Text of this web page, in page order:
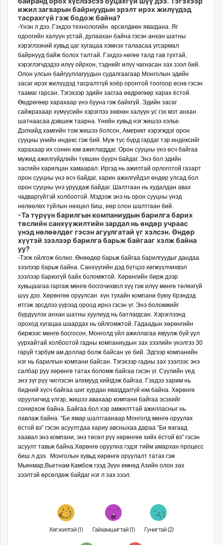
ижил загварын байрнуудын эрэлт ирэх жилүүдэд
тасрахгүй гэж бодож байна?
-Үнэн л дээ. Гэхдээ техно­логийн өрсөлдөөн явагдана. Яг
одоогийн халуун устай, дулаахан байна гэсэн анхан шатны
хэрэглээний хувьд цаг хугацаа хэмнэх талаасаа угсармал
байрнууд байж болох талтай. Гэхдээ нөгөө талд тав тухтай,
хэрэглэгчдэдээ илүү ойрхон, тэднийг илүү чагнасан зах зээл бий.
Олон улсын байгууллагуудын судал­гаагаар Монголын эдийн
засаг ирэх жилүүдэд тасралтгүй хоёр оронтой тоогоор өснө гэсэн
таамаг гарсан. Тэгэхээр эдийн засгаа өөдрөгөөр харах ёстой.
Өөд­рөгөөр харахаар үнэ бууна гэж байхгүй. Эдийн засаг
сайжрахаар хүмүүсийн хэрэглээ зөвхөн халуун ус гэх мэт анхан
шатнаасаа дэвшиж таарна. Үнийн хувьд нэг жишээ хэлье.
Дэлхийд хамгийн том жишээ болсон, Америкт хэрэгждэг орон
сууцны үнийн индекс гэж бий. Муж тус бүрд гардаг тэр индексийг
харахаар их сонин юм ажиглагддаг. Орон сууцны үнэ өсч байгаа
мужид ажилгүйдлийн түвшин буурч байдаг. Энэ бол эдийн
засгийн харилцан хамаарал. Иргэд нь ажилтай орлоготой газарт
орон сууцны үнэ өсч байдаг, харин ажилгүйдэл өндөр улсад бол
орон сууцны үнэ уруудаж байдаг. Шалтгаан нь худалдан авах
чадваргүйтэй холбоотой. Мэдээж энэ нь орон сууцны үнэд
нөлөөлөх туйлын нөхцөл биш, өөр олон шалтгаан бий.
-Та түрүүн барилгын компаниудын барилга барих
төслийн санхүүжилтийн зардал нь өндөр учраас
үнэд нөлөөлдөг гэсэн агуул­­гатай үг хэлсэн. Өндөр
хүүтэй зээлээр барилга барьж байгааг хэлж байна
уу?
-Тэгж ойлгож болно. Өнөө­дөр барьж байгаа барил­гуудыг дандаа
зээлээр барьж байна. Санхүүгийн дэд бүтцээ хөгжүүлчихвэл
зээлээр барихгүй байх боломжтой. Хөрөнгийн бирж дээр
хувьцаагаа гаргаж мөнгө босгочихвол хүү гэж илүү мөнгө төлөхгүй
шүү дээ. Хөрөнгөө оруулсан хүн тухайн компани буюу брэндэд
итгэж эрсдлээ үүрээд ороод ирнэ гэсэн үг. Энэ боломжийг
бүрдүүлэх анхан шатны хуулиуд нь батлагдсан. Хэрэглээнд
ороход хугацаа шаардах нь ойлгомжтой. Гадаадын хөрөнгийн
биржээс мөнгө босгосон, Монголд үйл ажиллагаа явуулж буй уул
уурхайтай холбоотой гадны компаниудын зах зээлийн үнэлгээ 30
гаруй тэрбум ам.доллар болж байсан үе бий. Эдгээр компанийн
нэг нь барилгын компани байсан. Тэгэхээр гадны зах зээлээс энэ
салбар руу хөрөнгө татах боломж байгаа гэсэн үг. Сүүлийн үед
энэ зүг рүү чиглэсэн алхмууд хийгдэж байгаа. Гэхдээ зарим нь
бидний хүсч байгаа шиг хурдан явагддаггүй юм байна. Хөрөнгө
оруулагчид үлгэр, жишээ авахаар компани бай­гаа эсэхийг
сонирхож байна. Байгаа бол хэр амжилттай ажилласныг нь
лавлаж байна. “Би ямар шалтгаанаар Монголд мөнгө оруулах
ёстой вэ” гэсэн асуултдаа хариу авсныхаа дараа “Би яагаад
заавал энэ компани, энэ төсөл рүү хөрөнгөө хийх ёстой вэ” гэсэн
асуулт тавьж байна.Хөрөнгө оруулна гэдэг тийм амархан процесс
биш л дээ. Монголын хувьд хөрөнгө оруулалт татах гэж
Мьянмар,Вьетнам Камбож гээд Зүүн өмнөд Азийн олон зах
зээлтэй өрсөлдөж байдаг нэг л зах зээл.
Хөгжилтэй (1) Гайхамшигтай (1) Гунигтай (2)